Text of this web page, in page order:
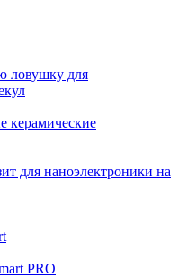
ловушку для
керамические
для наноэлектроники на
PRO